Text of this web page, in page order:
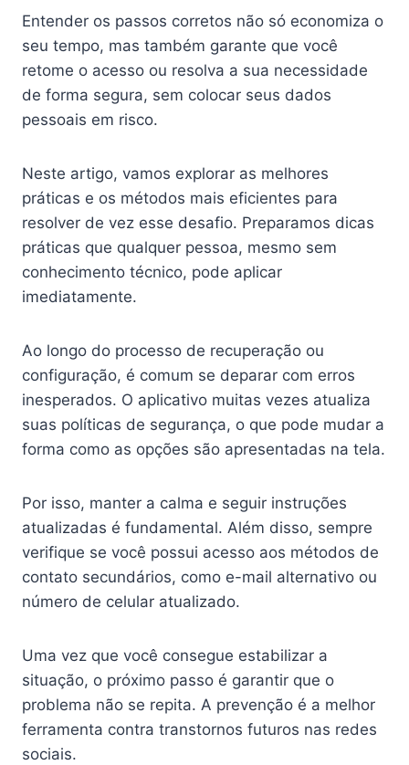
Entender os passos corretos não só economiza o
seu tempo, mas também garante que você
retome o acesso ou resolva a sua necessidade
de forma segura, sem colocar seus dados
pessoais em risco.
Neste artigo, vamos explorar as melhores
práticas e os métodos mais eficientes para
resolver de vez esse desafio. Preparamos dicas
práticas que qualquer pessoa, mesmo sem
conhecimento técnico, pode aplicar
imediatamente.
Ao longo do processo de recuperação ou
configuração, é comum se deparar com erros
inesperados. O aplicativo muitas vezes atualiza
suas políticas de segurança, o que pode mudar a
forma como as opções são apresentadas na tela.
Por isso, manter a calma e seguir instruções
atualizadas é fundamental. Além disso, sempre
verifique se você possui acesso aos métodos de
contato secundários, como e-mail alternativo ou
número de celular atualizado.
Uma vez que você consegue estabilizar a
situação, o próximo passo é garantir que o
problema não se repita. A prevenção é a melhor
ferramenta contra transtornos futuros nas redes
sociais.